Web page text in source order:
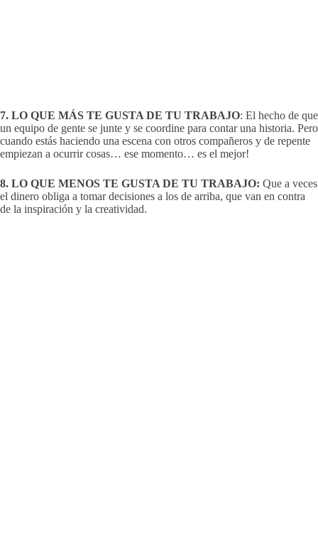
7. LO QUE MÁS TE GUSTA DE TU TRABAJO: El hecho de que
un equipo de gente se junte y se coordine para contar una historia. Pero
cuando estás haciendo una escena con otros compañeros y de repente
empiezan a ocurrir cosas… ese momento… es el mejor!
8. LO QUE MENOS TE GUSTA DE TU TRABAJO: Que a veces
el dinero obliga a tomar decisiones a los de arriba, que van en contra
de la inspiración y la creatividad.